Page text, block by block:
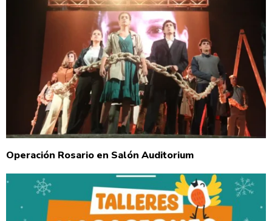
Operación Rosario en Salón Auditorium